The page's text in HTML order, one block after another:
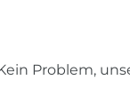
Problem,